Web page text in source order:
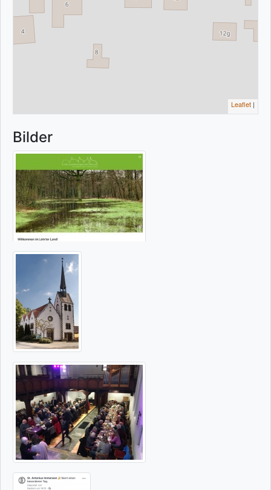
Leaflet |
Bilder